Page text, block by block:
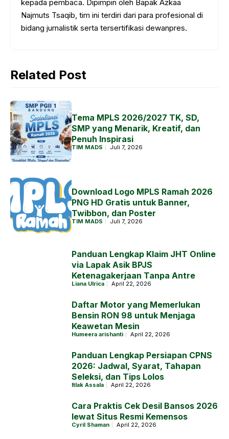
p e
r
kepada pembaca. Dipimpin oleh Bapak Azkaa
Najmuts Tsaqib, tim ini terdiri dari para profesional di
bidang jurnalistik serta tersertifikasi dewanpres.
Related Post
Tema MPLS 2026/2027 TK, SD,
SMP yang Menarik, Kreatif, dan
Penuh Inspirasi
TIM MADS Juli 7, 2026
Download Logo MPLS Ramah 2026
PNG HD Gratis untuk Banner,
Twibbon, dan Poster
TIM MADS Juli 7, 2026
Panduan Lengkap Klaim JHT Online
via Lapak Asik BPJS
Ketenagakerjaan Tanpa Antre
Liana Ulrica April 22, 2026
Daftar Motor yang Memerlukan
Bensin RON 98 untuk Menjaga
Keawetan Mesin
Humeera arishanti April 22, 2026
Panduan Lengkap Persiapan CPNS
2026: Jadwal, Syarat, Tahapan
Seleksi, dan Tips Lolos
Itlak Assala April 22, 2026
Cara Praktis Cek Desil Bansos 2026
lewat Situs Resmi Kemensos
Cyril Shaman April 22, 2026